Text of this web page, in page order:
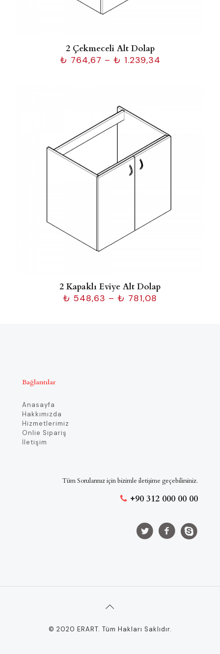
2 Çekmeceli Alt Dolap
₺ 764,67 – ₺ 1.239,34
2 Kapaklı Eviye Alt Dolap
₺ 548,63 – ₺ 781,08
Bağlantılar
Anasayfa
Hakkımızda
Hizmetlerimiz
Onlie Sipariş
İletişim
Tüm Sorularınız için bizimle iletişime geçebilirsiniz.
+90 312 000 00 00
© 2020 ERART. Tüm Hakları Saklıdır.